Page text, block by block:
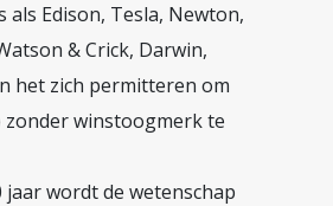
als Edison, Tesla, Newton,
& Crick, Darwin,
het zich permitteren om
zonder winstoogmerk te
jaar wordt de wetenschap